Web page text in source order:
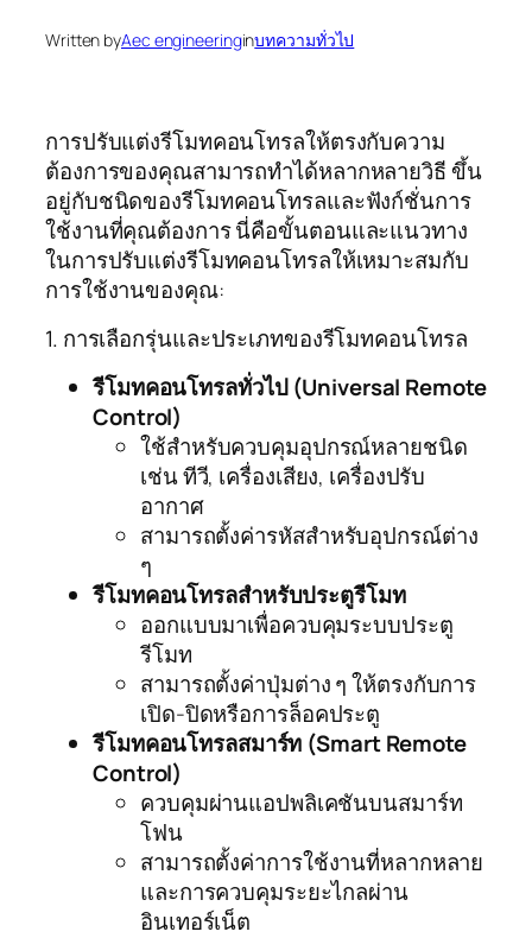
Written byAec engineeringinบทความทั่วไป
การปรับแต่งรีโมทคอนโทรลให้ตรงกับความ
ต้องการของคุณสามารถทำได้หลากหลายวิธี ขึ้น
อยู่กับชนิดของรีโมทคอนโทรลและฟังก์ชั่นการ
ใช้งานที่คุณต้องการ นี่คือขั้นตอนและแนวทาง
ในการปรับแต่งรีโมทคอนโทรลให้เหมาะสมกับ
การใช้งานของคุณ:
1. การเลือกรุ่นและประเภทของรีโมทคอนโทรล
รีโมทคอนโทรลทั่วไป (Universal Remote
Control)
ใช้สำหรับควบคุมอุปกรณ์หลายชนิด
เช่น ทีวี, เครื่องเสียง, เครื่องปรับ
อากาศ
สามารถตั้งค่ารหัสสำหรับอุปกรณ์ต่าง
ๆ
รีโมทคอนโทรลสำหรับประตูรีโมท
ออกแบบมาเพื่อควบคุมระบบประตู
รีโมท
สามารถตั้งค่าปุ่มต่าง ๆ ให้ตรงกับการ
เปิด-ปิดหรือการล็อคประตู
รีโมทคอนโทรลสมาร์ท (Smart Remote
Control)
ควบคุมผ่านแอปพลิเคชันบนสมาร์ท
โฟน
สามารถตั้งค่าการใช้งานที่หลากหลาย
และการควบคุมระยะไกลผ่าน
อินเทอร์เน็ต